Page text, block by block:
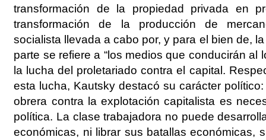
transformación de la propiedad privada en
transformación de la producción de
socialista llevada a cabo por, y para el bien de,
parte se refiere a “los medios que conducirán al
la lucha del proletariado contra el capital.
esta lucha, Kautsky destacó su carácter
obrera contra la explotación capitalista es
política. La clase trabajadora no puede
económicas, ni librar sus batallas económicas,